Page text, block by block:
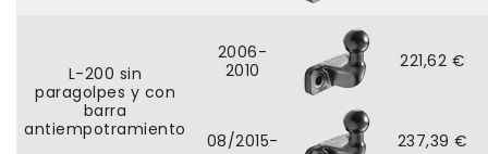
L-200 sin
paragolpes y con
barra
antiempotramiento
2006-
2010
08/2015-
221,62 €
237,39 €